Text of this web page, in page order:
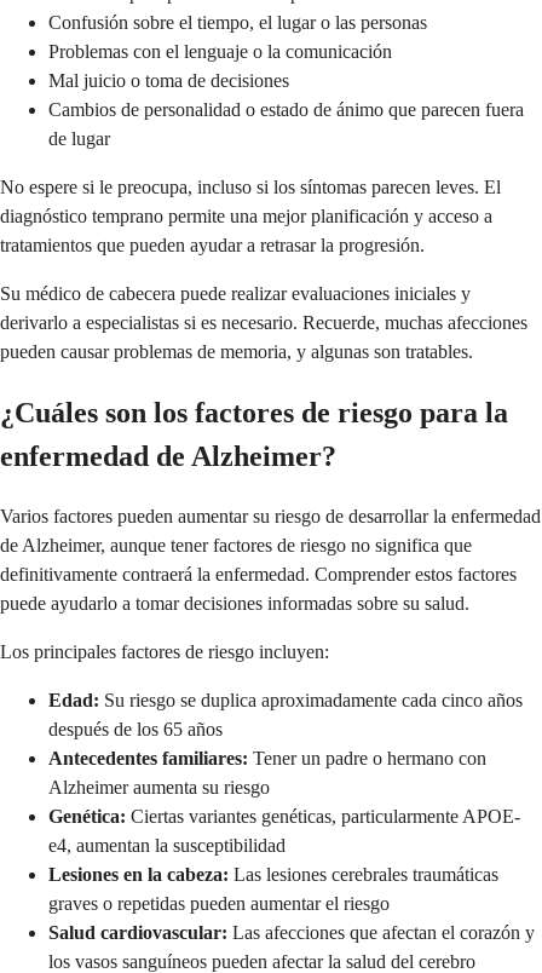
Confusión sobre el tiempo, el lugar o las personas
Problemas con el lenguaje o la comunicación
Mal juicio o toma de decisiones
Cambios de personalidad o estado de ánimo que parecen fuera
de lugar
No espere si le preocupa, incluso si los síntomas parecen leves. El
diagnóstico temprano permite una mejor planificación y acceso a
tratamientos que pueden ayudar a retrasar la progresión.
Su médico de cabecera puede realizar evaluaciones iniciales y
derivarlo a especialistas si es necesario. Recuerde, muchas afecciones
pueden causar problemas de memoria, y algunas son tratables.
¿Cuáles son los factores de riesgo para la
enfermedad de Alzheimer?
Varios factores pueden aumentar su riesgo de desarrollar la enfermedad
de Alzheimer, aunque tener factores de riesgo no significa que
definitivamente contraerá la enfermedad. Comprender estos factores
puede ayudarlo a tomar decisiones informadas sobre su salud.
Los principales factores de riesgo incluyen:
Edad: Su riesgo se duplica aproximadamente cada cinco años
después de los 65 años
Antecedentes familiares: Tener un padre o hermano con
Alzheimer aumenta su riesgo
Genética: Ciertas variantes genéticas, particularmente APOE-
e4, aumentan la susceptibilidad
Lesiones en la cabeza: Las lesiones cerebrales traumáticas
graves o repetidas pueden aumentar el riesgo
Salud cardiovascular: Las afecciones que afectan el corazón y
los vasos sanguíneos pueden afectar la salud del cerebro